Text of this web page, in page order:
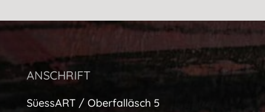
ANSCHRIFT
SüessART / Oberfalläsch 5